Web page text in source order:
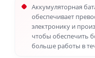
Аккумуляторная
обеспечивает
электронику и
чтобы обеспечить
больше работы в